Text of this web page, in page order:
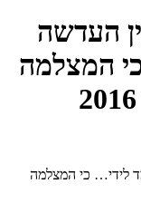
העדשה
המצלמה
לידי… כי המצלמה